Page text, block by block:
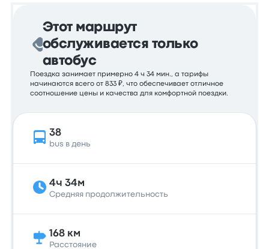
Этот маршрут
обслуживается только
автобус
Поездка занимает примерно 4 ч 34 мин., а тарифы
начинаются всего от 833 ₽, что обеспечивает отличное
соотношение цены и качества для комфортной поездки.
38
bus в день
4ч 34м
Средняя продолжительность
168 км
Расстояние